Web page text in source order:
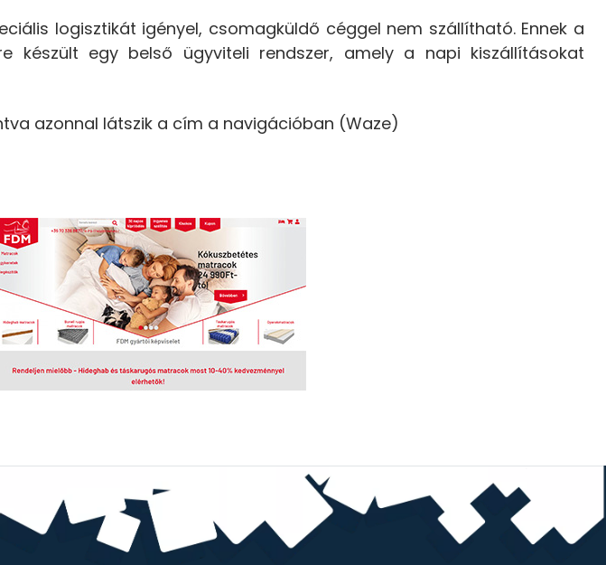
logisztikát igényel, csomagküldő céggel nem szállítható. Ennek a
készült egy belső ügyviteli rendszer, amely a napi kiszállításokat
azonnal látszik a cím a navigációban (Waze)